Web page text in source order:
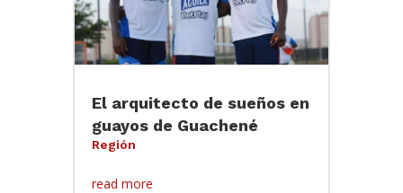
El arquitecto de sueños en
guayos de Guachené
Región
read more